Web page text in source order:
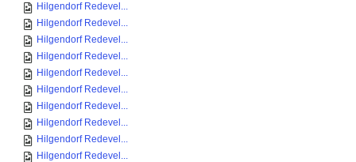
Hilgendorf Redevel...
Hilgendorf Redevel...
Hilgendorf Redevel...
Hilgendorf Redevel...
Hilgendorf Redevel...
Hilgendorf Redevel...
Hilgendorf Redevel...
Hilgendorf Redevel...
Hilgendorf Redevel...
Hilgendorf Redevel...